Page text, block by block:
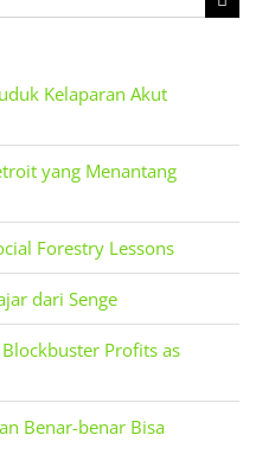
Kelaparan Akut
yang Menantang
Forestry Lessons
dari Senge
Profits as
Benar-benar Bisa